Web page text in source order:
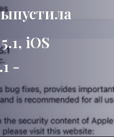
iOS
-